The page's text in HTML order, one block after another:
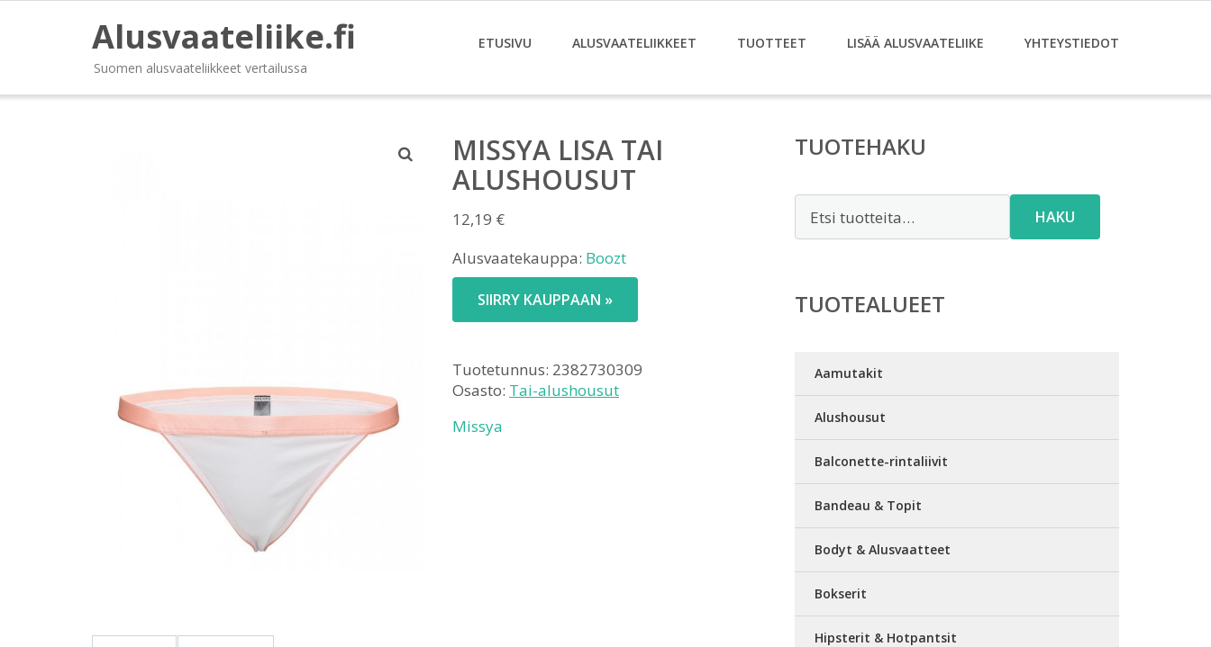
Alusvaateliike.fi
Suomen alusvaateliikkeet vertailussa
ETUSIVU ALUSVAATELIIKKEET TUOTTEET LISÄÄ ALUSVAATELIIKE YHTEYSTIEDOT
MISSYA LISA TAI
ALUSHOUSUT
12,19 €
Alusvaatekauppa: Boozt
SIIRRY KAUPPAAN »
Tuotetunnus: 2382730309
Osasto: Tai-alushousut
Missya
TUOTEHAKU
HAKU
TUOTEALUEET
Aamutakit
Alushousut
Balconette-rintaliivit
Bandeau & Topit
Bodyt & Alusvaatteet
Bokserit
Hipsterit & Hotpantsit